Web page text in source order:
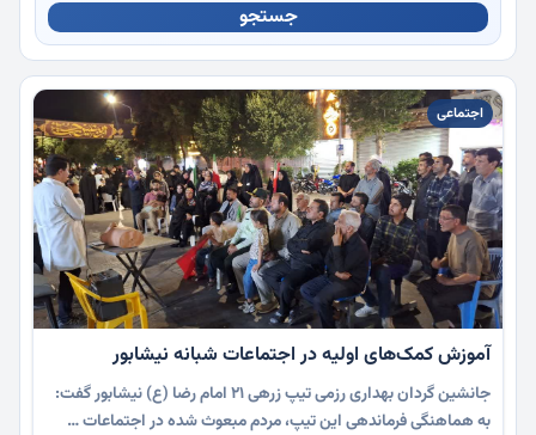
چندرسانه جستجو
اجتماعی
آموزش کمک‌های اولیه در اجتماعات شبانه نیشابور
جانشین گردان بهداری رزمی تیپ زرهی ۲۱ امام رضا (ع) نیشابور گفت:
به هماهنگی فرماندهی این تیپ، مردم مبعوث شده در اجتماعات …